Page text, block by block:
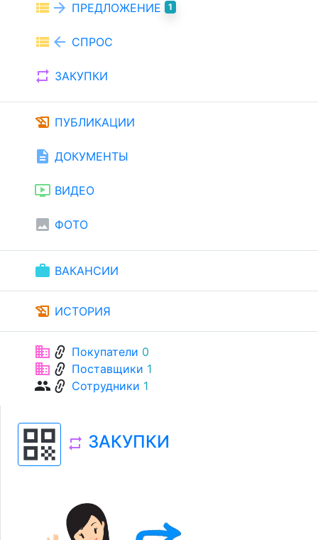
view_list arrow_forward ПРЕДЛОЖЕНИЕ 1
view_list arrow_back СПРОС
repeat ЗАКУПКИ
history_edu ПУБЛИКАЦИИ
description ДОКУМЕНТЫ
ondemand_video ВИДЕО
image ФОТО
work ВАКАНСИИ
history_edu ИСТОРИЯ
businesslink Покупатели 0
businesslink Поставщики 1
grouplink Сотрудники 1
qr_code repeat ЗАКУПКИ